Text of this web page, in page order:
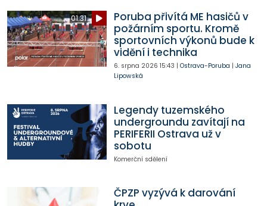
01:31
Poruba přivítá ME hasičů v
požárním sportu. Kromě
sportovních výkonů bude k
vidění i technika
6. srpna 2026 15:43 | Ostrava-Poruba | Jana
Lipowská
Legendy tuzemského
undergroundu zavítají na
PERIFERII Ostrava už v
sobotu
Komerční sdělení
ČPZP vyzývá k darování